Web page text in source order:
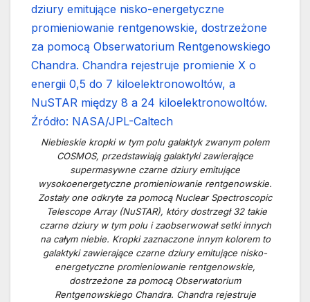
Niebieskie kropki w tym polu galaktyk zwanym polem
COSMOS, przedstawiają galaktyki zawierające
supermasywne czarne dziury emitujące
wysokoenergetyczne promieniowanie rentgenowskie.
Zostały one odkryte za pomocą Nuclear Spectroscopic
Telescope Array (NuSTAR), który dostrzegł 32 takie
czarne dziury w tym polu i zaobserwował setki innych
na całym niebie. Kropki zaznaczone innym kolorem to
galaktyki zawierające czarne dziury emitujące nisko-
energetyczne promieniowanie rentgenowskie,
dostrzeżone za pomocą Obserwatorium
Rentgenowskiego Chandra. Chandra rejestruje